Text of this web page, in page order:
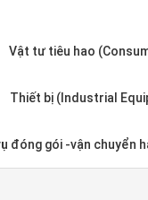
Vật tư tiêu hao
Thiết bị (Industrial
đóng gói -vận chuyển